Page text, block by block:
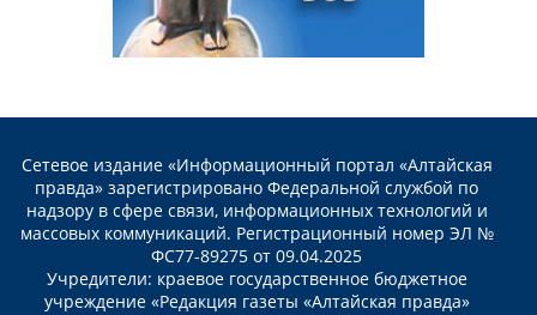
Сетевое издание «Информационный портал «Алтайская
правда» зарегистрировано Федеральной службой по
надзору в сфере связи, информационных технологий и
массовых коммуникаций. Регистрационный номер ЭЛ №
ФС77-89275 от 09.04.2025
Учредители: краевое государственное бюджетное
учреждение «Редакция газеты «Алтайская правда»